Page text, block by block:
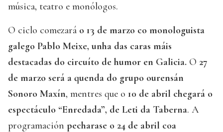
música, teatro e monólogos.
O ciclo comezará o 13 de marzo co monologuista
galego Pablo Meixe, unha das caras máis
destacadas do circuíto de humor en Galicia. O 27
de marzo será a quenda do grupo ourensán
Sonoro Maxín, mentres que o 10 de abril chegará o
espectáculo “Enredada”, de Leti da Taberna. A
programación pecharase o 24 de abril coa